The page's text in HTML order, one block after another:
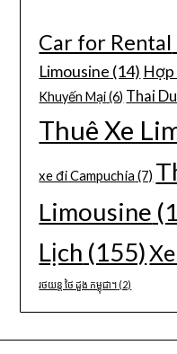
Car for Rental
Limousine (14)
Khuyến Mại(6) Thai
Thuê Xe
xe đi Campuchia(7)
Limousine
Lịch (155)
រថយន្ត ថៃ ដួង កម្ពុជា។ (2)